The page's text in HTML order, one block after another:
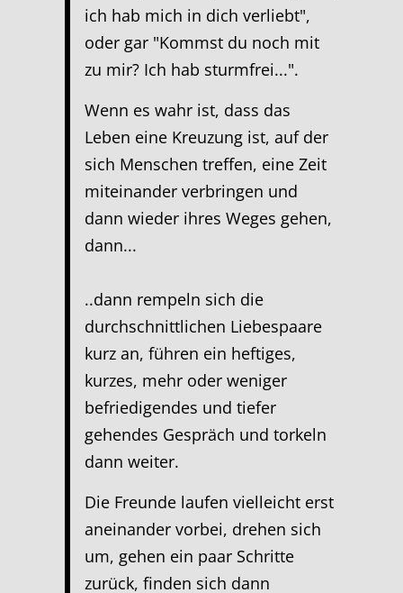
ich hab mich in dich verliebt",
oder gar "Kommst du noch mit
zu mir? Ich hab sturmfrei...".
Wenn es wahr ist, dass das
Leben eine Kreuzung ist, auf der
sich Menschen treffen, eine Zeit
miteinander verbringen und
dann wieder ihres Weges gehen,
dann...
..dann rempeln sich die
durchschnittlichen Liebespaare
kurz an, führen ein heftiges,
kurzes, mehr oder weniger
befriedigendes und tiefer
gehendes Gespräch und torkeln
dann weiter.
Die Freunde laufen vielleicht erst
aneinander vorbei, drehen sich
um, gehen ein paar Schritte
zurück, finden sich dann